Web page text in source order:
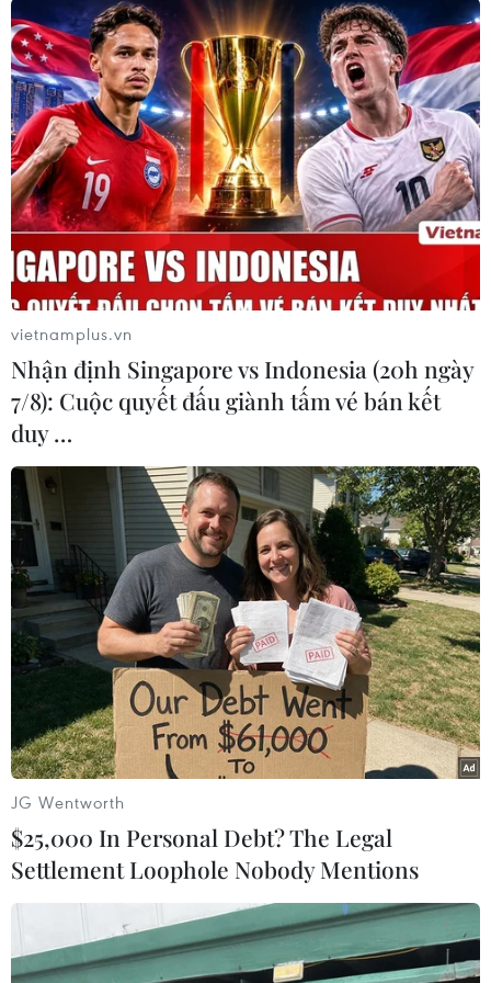
viên đạt thứ hạng theo thể lệ của chương trình./.
(Vietnam+)
#BIDV #Quà Tết cho người nghèo
#công nhân
#giải chạy
Theo dõi VietnamPlus
TIN LIÊN QUAN
vietnamplus.vn
Nhận định Singapore vs Indonesia (20h ngày
7/8): Cuộc quyết đấu giành tấm vé bán kết
duy …
JG Wentworth
$25,000 In Personal Debt? The Legal
Settlement Loophole Nobody Mentions